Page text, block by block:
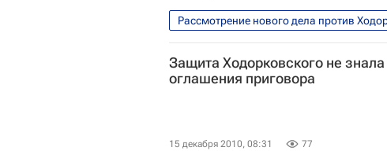
Рассмотрение нового дела против
Перенос оглашения приговора
Защита Ходорковского не
оглашения приговора
15 декабря 2010, 08:31 77